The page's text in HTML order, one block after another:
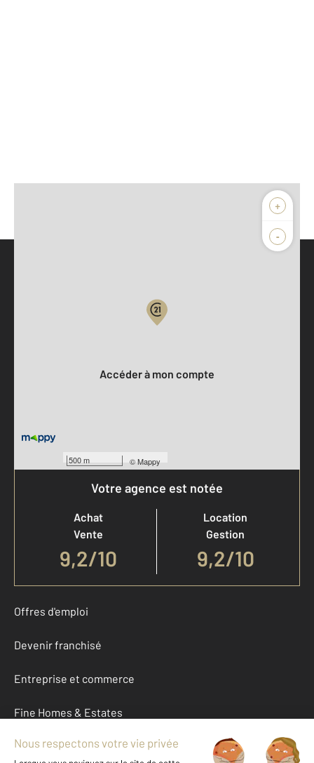
+
-
500 m ©Mappy
Accéder à mon compte
Votre agence est notée
Achat
Vente
9,2/10
Location
Gestion
9,2/10
Offres d'emploi
Devenir franchisé
Entreprise et commerce
Fine Homes & Estates
À propos